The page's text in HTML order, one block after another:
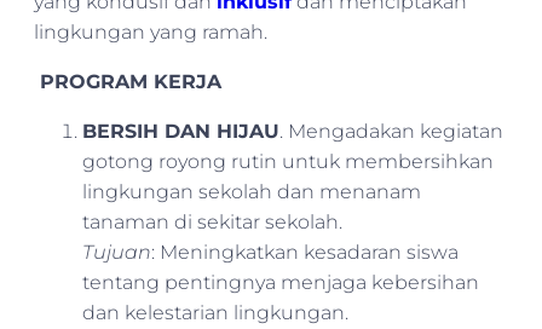
lingkungan yang ramah.
PROGRAM KERJA
BERSIH DAN HIJAU. Mengadakan kegiatan
gotong royong rutin untuk membersihkan
lingkungan sekolah dan menanam
tanaman di sekitar sekolah.
Tujuan: Meningkatkan kesadaran siswa
tentang pentingnya menjaga kebersihan
dan kelestarian lingkungan.